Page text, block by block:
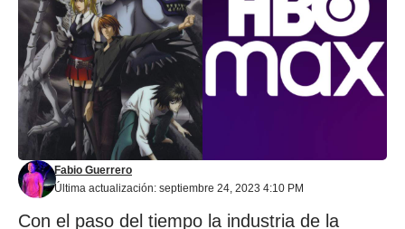
Última actualización: septiembre 24, 2023 4:10 PM
Fabio Guerrero
Con el paso del tiempo la industria de la